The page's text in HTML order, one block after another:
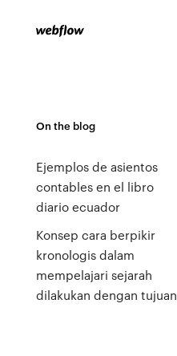
On the blog
Ejemplos de asientos
contables en el libro
diario ecuador
Konsep cara berpikir
kronologis dalam
mempelajari sejarah
dilakukan dengan tujuan